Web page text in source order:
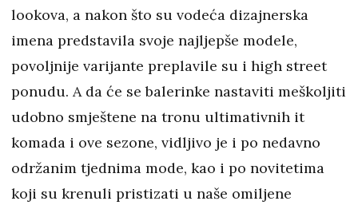
lookova, a nakon što su vodeća dizajnerska
imena predstavila svoje najljepše modele,
povoljnije varijante preplavile su i high street
ponudu. A da će se balerinke nastaviti meškoljiti
udobno smještene na tronu ultimativnih it
komada i ove sezone, vidljivo je i po nedavno
održanim tjednima mode, kao i po novitetima
koji su krenuli pristizati u naše omiljene